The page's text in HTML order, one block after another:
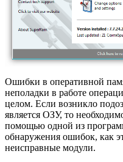
Ошибки в оперативной
неполадки в работе
целом. Если возникло
является ОЗУ, то
помощью одной из
обнаружения ошибок, как
неисправные модули.